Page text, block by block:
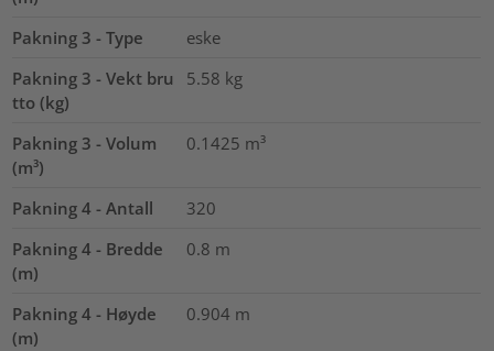
Pakning 3 - Type
eske
Pakning 3 - Vekt bru
tto (kg)
5.58 kg
Pakning 3 - Volum
(m³)
0.1425 m³
Pakning 4 - Antall
320
Pakning 4 - Bredde
(m)
0.8 m
Pakning 4 - Høyde
(m)
0.904 m